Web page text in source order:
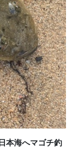
本海へマゴチ釣